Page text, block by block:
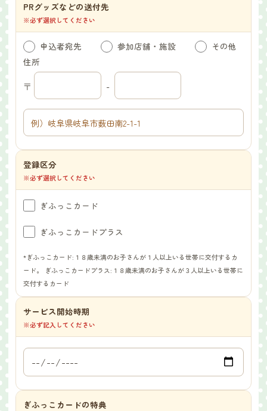
PRグッズなどの送付先
※必ず選択してください
申込者宛先 参加店舗・施設
その他
住所
〒 -
登録区分
※必ず選択してください
ぎふっこカード
ぎふっこカードプラス
*ぎふっこカード:１８歳未満のお子さんが１人以上いる世帯に交付するカ
ード。 ぎふっこカードプラス:１８歳未満のお子さんが３人以上いる世帯に
交付するカード
サービス開始時期
※必ず記入してください
ぎふっこカードの特典